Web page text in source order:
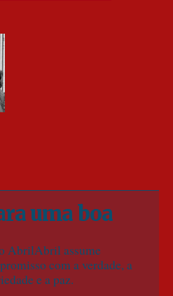
uma boa
AbrilAbril assume
com a verdade, a
e a paz.